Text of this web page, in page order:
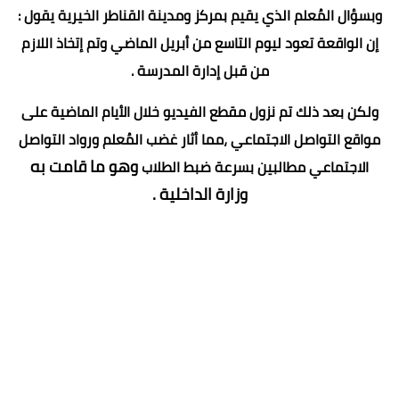
وبسؤال المُعلم الذي يقيم بمركز ومدينة القناطر الخيرية يقول :
إن الواقعة تعود ليوم التاسع من أبريل الماضي وتم إتخاذ اللازم
من قبل إدارة المدرسة .
ولكن بعد ذلك تم نزول مقطع الفيديو خلال الأيام الماضية على
مواقع التواصل الاجتماعي ،مما أثار غضب المُعلم ورواد التواصل
الاجتماعي مطالبين بسرعة ضبط الطلابوهو ما قامت به
وزارة الداخلية .